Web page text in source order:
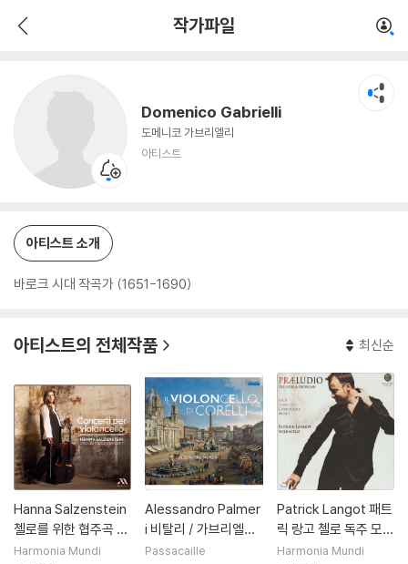
작가파일
Domenico Gabrielli
도메니코 가브리엘리
아티스트
아티스트 소개
바로크 시대 작곡가 (1651-1690)
아티스트의 전체작품 최신순
Hanna Salzenstein
첼로를 위한 협주곡 (C
oncerti Per Violonc
Harmonia Mundi
Alessandro Palmer
i 비탈리 / 가브리엘리
/ 콜롬비니: 첼로 소나
Passacaille
Patrick Langot 패트
릭 랑고 첼로 독주 모음
집 - 가브리엘리 / 구
Harmonia Mundi